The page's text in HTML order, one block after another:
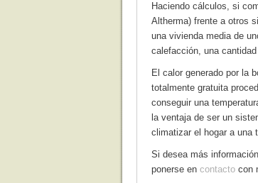
Haciendo cálculos, si
Altherma) frente a otros
una vivienda media de
calefacción, una
El calor generado por la
totalmente gratuita
conseguir una
la ventaja de ser un
climatizar el hogar a una
Si desea más
ponerse en contacto con